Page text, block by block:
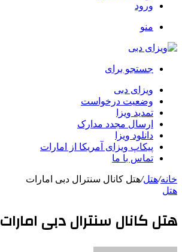
ورود
منو
جستجو برای
ویزای دبی
وضعیت درخواست
تمدید ویزا
ارسال مجدد مدارک
دانلود ویزا
پیکاپ ویزای آمریکا از امارات
تماس با ما
خانه/هتل/هتل کانال سنترال دبی امارات
هتل
هتل کانال سنترال دبی امارات